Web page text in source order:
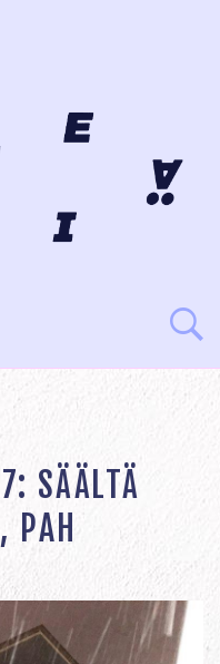
SÄÄLTÄ
PAH